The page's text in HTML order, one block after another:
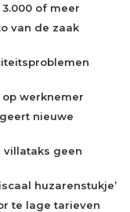
of meer
van de zaak
werknemer
nieuwe
villataks geen
huzarenstukje’
te lage tarieven